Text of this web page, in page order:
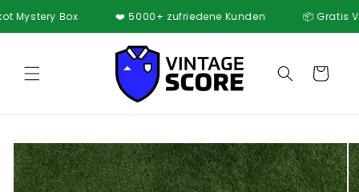
zum
Inhalt
Box❤️ 5000+ zufriedene Kunden📦 Gratis
Warenkorb